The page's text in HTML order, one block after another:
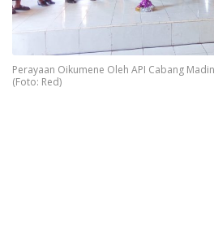
Perayaan Oikumene Oleh API Cabang
(Foto: Red)